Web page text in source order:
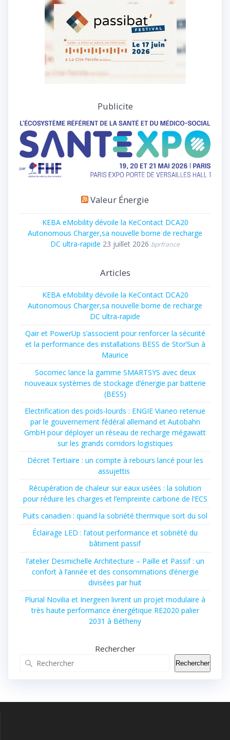
Publicite
Valeur Énergie
KEBA eMobility dévoile la KeContact DCA20
Autonomous Charger,sa nouvelle borne de recharge
DC ultra-rapide 23 juillet 2026 bprfrance
Articles
KEBA eMobility dévoile la KeContact DCA20
Autonomous Charger,sa nouvelle borne de recharge
DC ultra-rapide
Qair et PowerUp s’associent pour renforcer la sécurité
et la performance des installations BESS de Stor’Sun à
Maurice
Socomec lance la gamme SMARTSYS avec deux
nouveaux systèmes de stockage d’énergie par batterie
(BESS)
Electrification des poids-lourds : ENGIE Vianeo retenue
par le gouvernement fédéral allemand et Autobahn
GmbH pour déployer un réseau de recharge mégawatt
sur les grands corridors logistiques
Décret Tertiaire : un compte à rebours lancé pour les
assujettis
Récupération de chaleur sur eaux usées : la solution
pour réduire les charges et l’empreinte carbone de l’ECS
Puits canadien : quand la sobriété thermique sort du sol
Éclairage LED : l’atout performance et sobriété du
bâtiment passif
l’atelier Desmichelle Architecture – Paille et Passif : un
confort à l’année et des consommations d’énergie
divisées par huit
Plurial Novilia et Inergeen livrent un projet modulaire à
très haute performance énergétique RE2020 palier
2031 à Bétheny
Rechercher
Rechercher